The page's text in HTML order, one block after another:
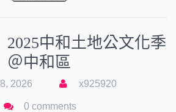
2025中和土地公文化季
＠中和區
2026 x925920
0 comments